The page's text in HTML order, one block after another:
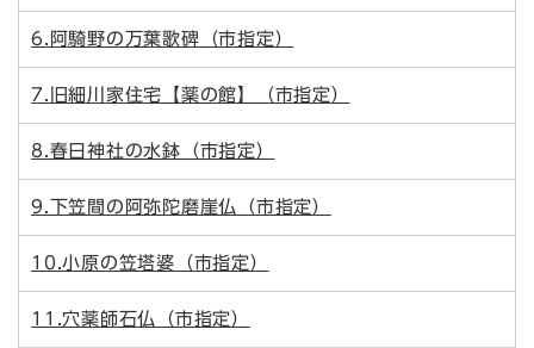
6.阿騎野の万葉歌碑（市指定）
7.旧細川家住宅【薬の館】（市指定）
8.春日神社の水鉢（市指定）
9.下笠間の阿弥陀磨崖仏（市指定）
10.小原の笠塔婆（市指定）
11.穴薬師石仏（市指定）